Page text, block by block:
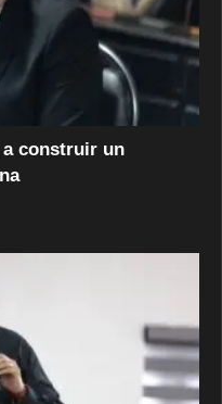
a construir un